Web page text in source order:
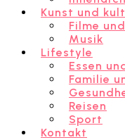
Kunst und
Filme
Musik
Lifestyle
Essen
Familie
Reisen
Sport
Kontakt